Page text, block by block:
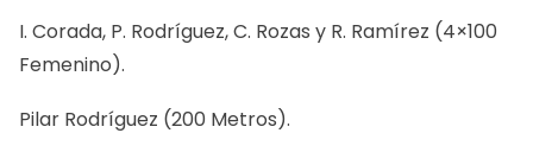
I. Corada, P. Rodríguez, C. Rozas y R. Ramírez (4×100
Femenino).
Pilar Rodríguez (200 Metros).